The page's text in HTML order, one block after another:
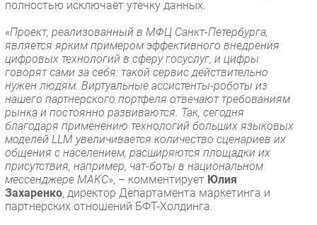
полностью исключает утечку данных.
«Проект, реализованный в МФЦ Санкт-Петербурга,
является ярким примером эффективного внедрения
цифровых технологий в сферу госуслуг, и цифры
говорят сами за себя: такой сервис действительно
нужен людям. Виртуальные ассистенты-роботы из
нашего партнерского портфеля отвечают требованиям
рынка и постоянно развиваются. Так, сегодня
благодаря применению технологий больших языковых
моделей LLM увеличивается количество сценариев их
общения с населением, расширяются площадки их
присутствия, например, чат-боты в национальном
мессенджере МАКС», – комментирует Юлия
Захаренко, директор Департамента маркетинга и
партнерских отношений БФТ-Холдинга.